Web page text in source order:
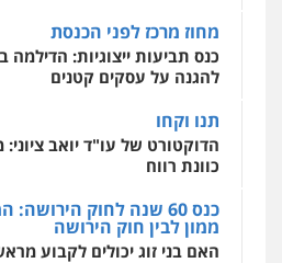
מחוז מרכז לפני הכנסת
כנס תביעות ייצוגיות: הדילמה
להגנה על עסקים קטנים
תנו וקחו
הדוקטורט של עו"ד יואב
כוונת רווח
כנס 60 שנה לחוק
ממון לבין חוק הירושה
האם בני זוג יכולים לקבוע